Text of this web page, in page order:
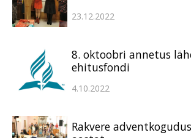
23.12.2022
8. oktoobri annetus
ehitusfondi
4.10.2022
Rakvere